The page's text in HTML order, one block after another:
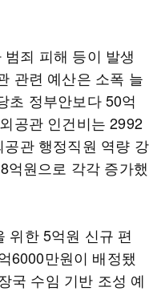
죄 피해 등이 발생
관련 예산은 소폭 늘
초 정부안보다 50억
공관 인건비는 2992
관 행정직원 역량 강
억원으로 각각 증가했
위한 5억원 신규 편
6000만원이 배정됐
국 수임 기반 조성 예